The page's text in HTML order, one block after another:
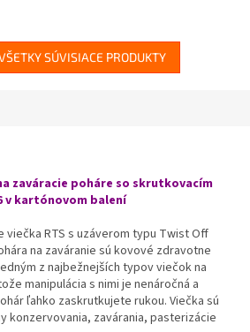
rovnou
plniacim objemom 180 ml
✅ Twist Off skrutkový uzáver
✅ Ako stvorený pre džemy,
pesta, pečený čaj
✅ Paletu za výhodnejšiu cenu
objednajte TU
SÚVISIACE PRODUKTY
zaváracie poháre so skrutkovacím
v kartónovom balení
viečka RTS s uzáverom typu Twist Off
na zaváranie sú kovové zdravotne
z najbežnejších typov viečok na
manipulácia s nimi je nenáročná a
ľahko zaskrutkujete rukou. Viečka sú
konzervovania, zavárania, pasterizácie